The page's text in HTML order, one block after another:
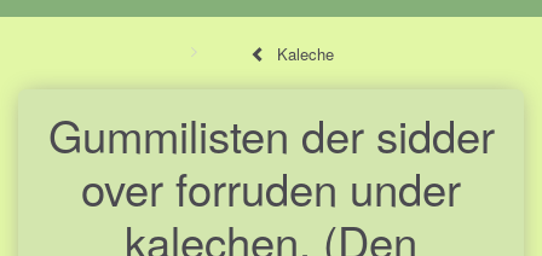
Kaleche
Gummilisten der sidder
over forruden under
kalechen. (Den